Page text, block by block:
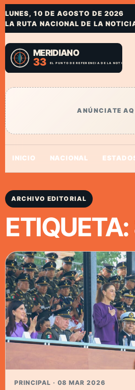
LUNES, 10 DE AGOSTO DE 2026
LA RUTA NACIONAL DE LA
ANÚNCIATE
INICIO NACIONAL
ARCHIVO EDITORIAL
ETIQUETA:
PRINCIPAL · 08 MAR 2026